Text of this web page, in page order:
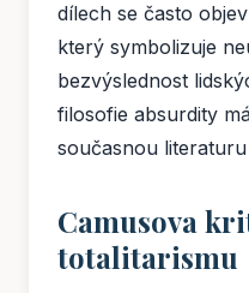
dílech se často
který symbolizuje
bezvýslednost
filosofie absurdity
současnou
Camusova
totalitarismu